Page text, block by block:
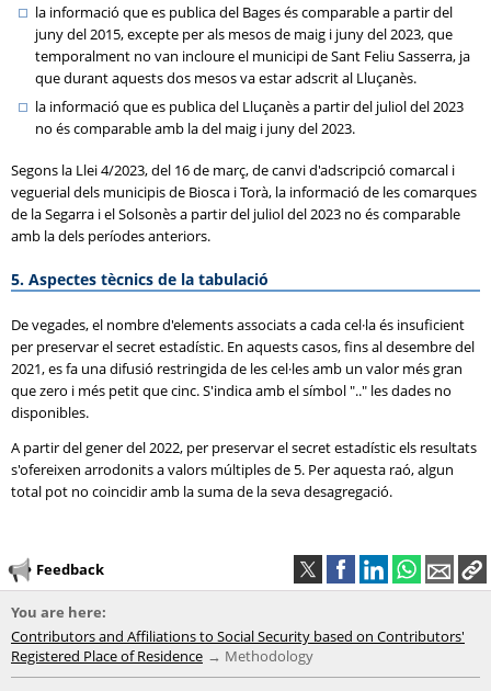
la informació que es publica del Bages és comparable a partir del
juny del 2015, excepte per als mesos de maig i juny del 2023, que
temporalment no van incloure el municipi de Sant Feliu Sasserra, ja
que durant aquests dos mesos va estar adscrit al Lluçanès.
la informació que es publica del Lluçanès a partir del juliol del 2023
no és comparable amb la del maig i juny del 2023.
Segons la Llei 4/2023, del 16 de març, de canvi d'adscripció comarcal i
veguerial dels municipis de Biosca i Torà, la informació de les comarques
de la Segarra i el Solsonès a partir del juliol del 2023 no és comparable
amb la dels períodes anteriors.
5. Aspectes tècnics de la tabulació
De vegades, el nombre d'elements associats a cada cel·la és insuficient
per preservar el secret estadístic. En aquests casos, fins al desembre del
2021, es fa una difusió restringida de les cel·les amb un valor més gran
que zero i més petit que cinc. S'indica amb el símbol ".." les dades no
disponibles.
A partir del gener del 2022, per preservar el secret estadístic els resultats
s'ofereixen arrodonits a valors múltiples de 5. Per aquesta raó, algun
total pot no coincidir amb la suma de la seva desagregació.
Feedback
You are here:
Contributors and Affiliations to Social Security based on Contributors'
Registered Place of Residence
Methodology